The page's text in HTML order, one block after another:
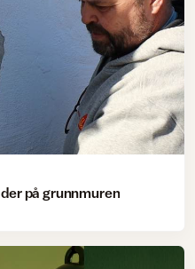
på grunnmuren